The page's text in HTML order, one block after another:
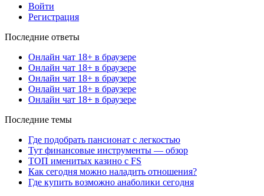
Войти
Регистрация
Последние ответы
Онлайн чат 18+ в браузере
Онлайн чат 18+ в браузере
Онлайн чат 18+ в браузере
Онлайн чат 18+ в браузере
Онлайн чат 18+ в браузере
Последние темы
Где подобрать пансионат с легкостью
Тут финансовые инструменты — обзор
ТОП именитых казино с FS
Как сегодня можно наладить отношения?
Где купить возможно анаболики сегодня